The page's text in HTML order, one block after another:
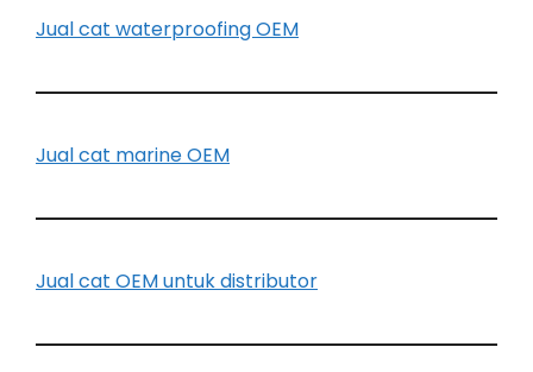
Jual cat waterproofing OEM
Jual cat marine OEM
Jual cat OEM untuk distributor